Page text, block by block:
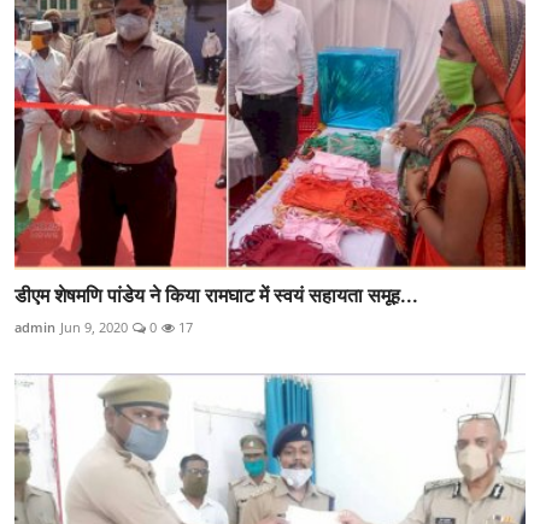
डीएम शेषमणि पांडेय ने किया रामघाट में स्वयं सहायता समूह...
admin Jun 9, 2020 0 17